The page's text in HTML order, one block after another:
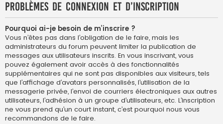
Problèmes de connexion et d’inscription
Pourquoi ai-je besoin de m’inscrire ?
Vous n’êtes pas dans l’obligation de le faire, mais les
administrateurs du forum peuvent limiter la publication de
messages aux utilisateurs inscrits. En vous inscrivant, vous
pouvez également avoir accès à des fonctionnalités
supplémentaires qui ne sont pas disponibles aux visiteurs, tels
que l’affichage d’avatars personnalisés, l’utilisation de la
messagerie privée, l’envoi de courriers électroniques aux autres
utilisateurs, l’adhésion à un groupe d’utilisateurs, etc. L’inscription
ne vous prend qu’un court instant, c’est pourquoi nous vous
recommandons de le faire.